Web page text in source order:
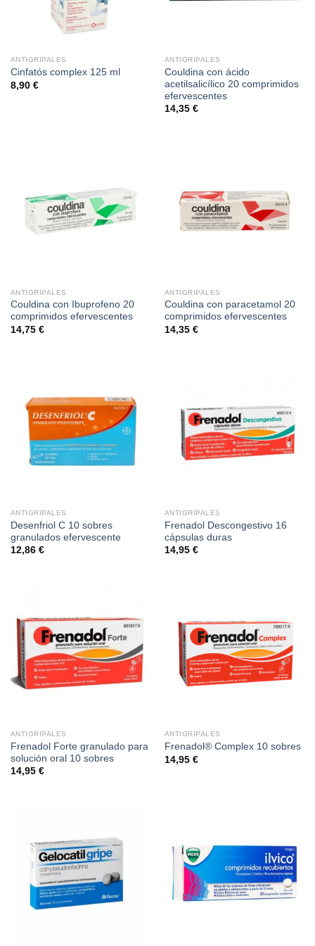
ANTIGRIPALES
Cinfatós complex 125 ml
8,90 €
ANTIGRIPALES
Couldina con ácido
acetilsalicílico 20 comprimidos
efervescentes
14,35 €
ANTIGRIPALES
Couldina con Ibuprofeno 20
comprimidos efervescentes
14,75 €
ANTIGRIPALES
Couldina con paracetamol 20
comprimidos efervescentes
14,35 €
ANTIGRIPALES
Desenfriol C 10 sobres
granulados efervescente
12,86 €
ANTIGRIPALES
Frenadol Descongestivo 16
cápsulas duras
14,95 €
ANTIGRIPALES
Frenadol Forte granulado para
solución oral 10 sobres
14,95 €
ANTIGRIPALES
Frenadol® Complex 10 sobres
14,95 €